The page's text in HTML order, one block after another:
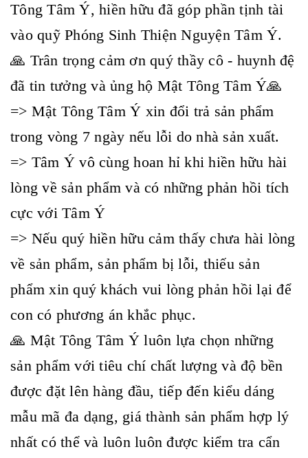
Tông Tâm Ý, hiền hữu đã góp phần tịnh tài
vào quỹ Phóng Sinh Thiện Nguyện Tâm Ý.
🙏 Trân trọng cảm ơn quý thầy cô - huynh đệ
đã tin tưởng và ủng hộ Mật Tông Tâm Ý🙏
=> Mật Tông Tâm Ý xin đổi trả sản phẩm
trong vòng 7 ngày nếu lỗi do nhà sản xuất.
=> Tâm Ý vô cùng hoan hỉ khi hiền hữu hài
lòng về sản phẩm và có những phản hồi tích
cực với Tâm Ý
=> Nếu quý hiền hữu cảm thấy chưa hài lòng
về sản phẩm, sản phẩm bị lỗi, thiếu sản
phẩm xin quý khách vui lòng phản hồi lại để
con có phương án khắc phục.
🙏 Mật Tông Tâm Ý luôn lựa chọn những
sản phẩm với tiêu chí chất lượng và độ bền
được đặt lên hàng đầu, tiếp đến kiểu dáng
mẫu mã đa dạng, giá thành sản phẩm hợp lý
nhất có thể và luôn luôn được kiểm tra cẩn